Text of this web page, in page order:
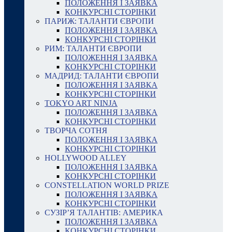
ПОЛОЖЕННЯ І ЗАЯВКА
КОНКУРСНІ СТОРІНКИ
ПАРИЖ: ТАЛАНТИ ЄВРОПИ
ПОЛОЖЕННЯ І ЗАЯВКА
КОНКУРСНІ СТОРІНКИ
РИМ: ТАЛАНТИ ЄВРОПИ
ПОЛОЖЕННЯ І ЗАЯВКА
КОНКУРСНІ СТОРІНКИ
МАДРИД: ТАЛАНТИ ЄВРОПИ
ПОЛОЖЕННЯ І ЗАЯВКА
КОНКУРСНІ СТОРІНКИ
TOKYO ART NINJA
ПОЛОЖЕННЯ І ЗАЯВКА
КОНКУРСНІ СТОРІНКИ
ТВОРЧА СОТНЯ
ПОЛОЖЕННЯ І ЗАЯВКА
КОНКУРСНІ СТОРІНКИ
HOLLYWOOD ALLEY
ПОЛОЖЕННЯ І ЗАЯВКА
КОНКУРСНІ СТОРІНКИ
CONSTELLATION WORLD PRIZE
ПОЛОЖЕННЯ І ЗАЯВКА
КОНКУРСНІ СТОРІНКИ
СУЗІР’Я ТАЛАНТІВ: АМЕРИКА
ПОЛОЖЕННЯ І ЗАЯВКА